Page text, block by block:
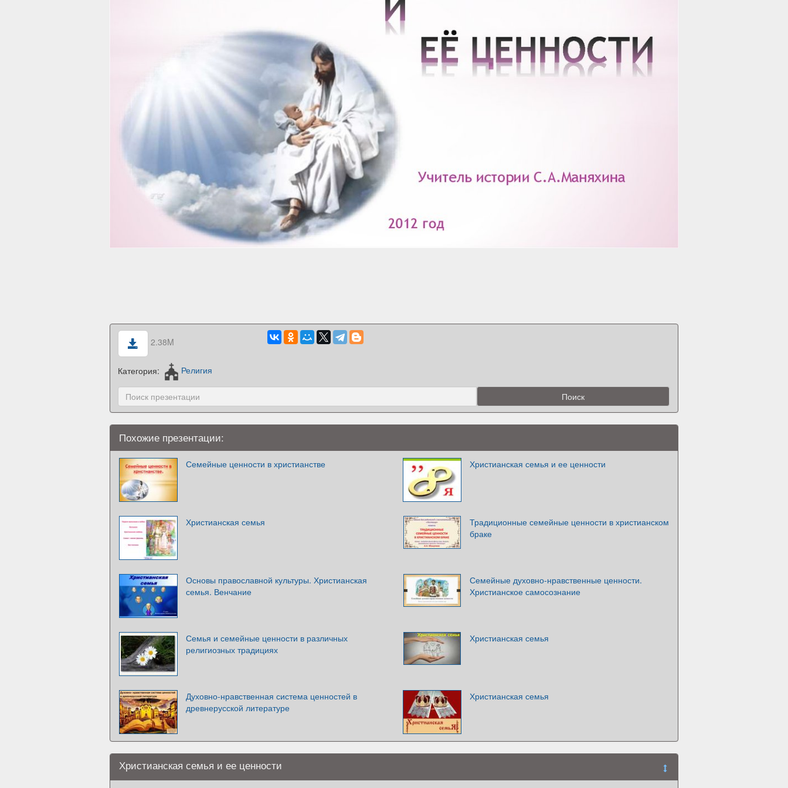
2.38M
Категория: Религия
Похожие презентации:
Семейные ценности в христианстве Христианская семья и ее ценности
Христианская семья
Традиционные семейные ценности в христианском
браке
Основы православной культуры. Христианская
семья. Венчание
Семейные духовно-нравственные ценности.
Христианское самосознание
Семья и семейные ценности в различных
религиозных традициях
Христианская семья
Духовно-нравственная система ценностей в
древнерусской литературе
Христианская семья
Христианская семья и ее ценности